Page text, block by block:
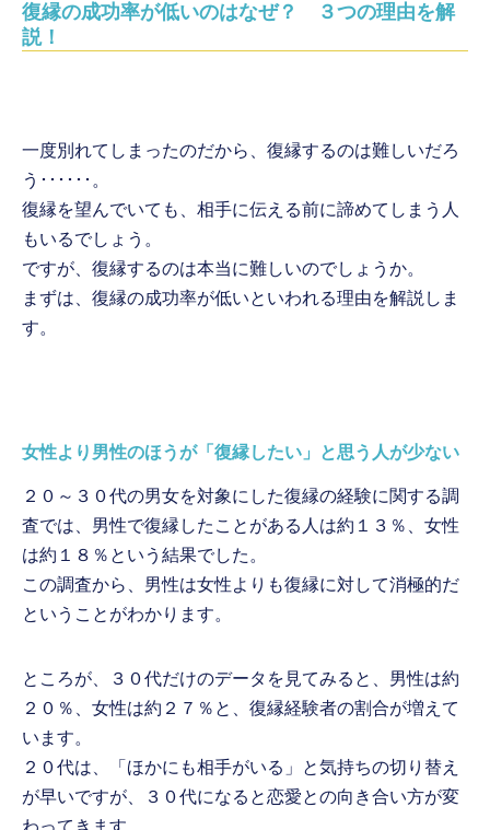
復縁の成功率が低いのはなぜ？ ３つの理由を解
説！
一度別れてしまったのだから、復縁するのは難しいだろ
う･･････。
復縁を望んでいても、相手に伝える前に諦めてしまう人
もいるでしょう。
ですが、復縁するのは本当に難しいのでしょうか。
まずは、復縁の成功率が低いといわれる理由を解説しま
す。
女性より男性のほうが「復縁したい」と思う人が少ない
２０～３０代の男女を対象にした復縁の経験に関する調
査では、男性で復縁したことがある人は約１３％、女性
は約１８％という結果でした。
この調査から、男性は女性よりも復縁に対して消極的だ
ということがわかります。
ところが、３０代だけのデータを見てみると、男性は約
２０％、女性は約２７％と、復縁経験者の割合が増えて
います。
２０代は、「ほかにも相手がいる」と気持ちの切り替え
が早いですが、３０代になると恋愛との向き合い方が変